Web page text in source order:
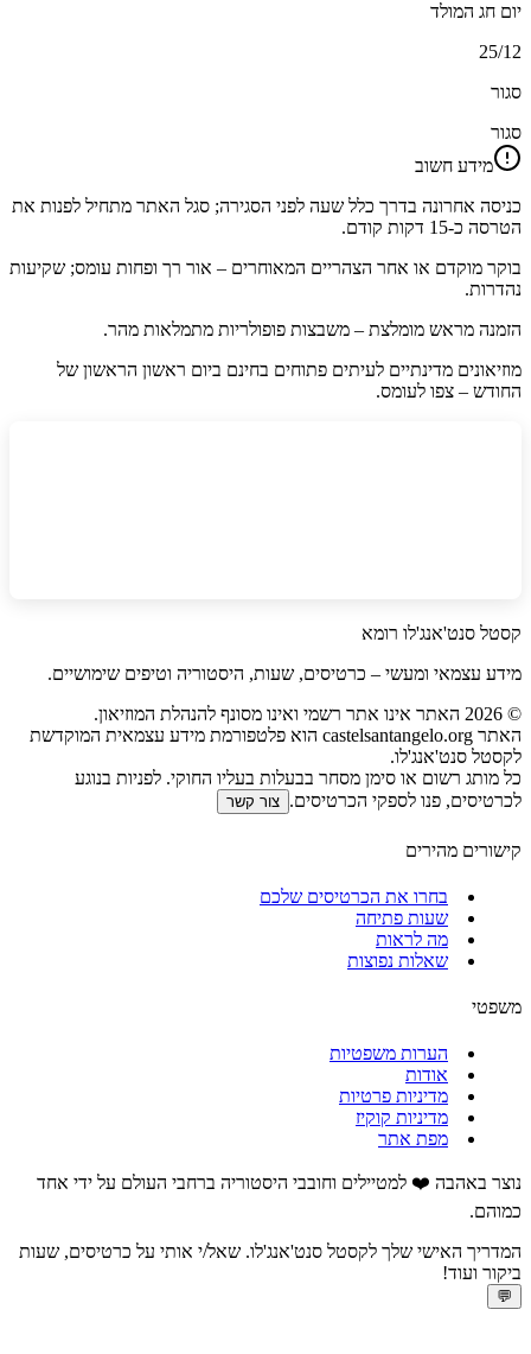
יום חג המולד
25/12
סגור
סגור
מידע חשוב
כניסה אחרונה בדרך כלל שעה לפני הסגירה; סגל האתר מתחיל לפנות את
הטרסה כ‑15 דקות קודם.
בוקר מוקדם או אחר הצהריים המאוחרים – אור רך ופחות עומס; שקיעות
נהדרות.
הזמנה מראש מומלצת – משבצות פופולריות מתמלאות מהר.
מוזיאונים מדינתיים לעיתים פתוחים בחינם ביום ראשון הראשון של
החודש – צפו לעומס.
קסטל סנט'אנג'לו רומא
מידע עצמאי ומעשי – כרטיסים, שעות, היסטוריה וטיפים שימושיים.
©
2026 האתר אינו אתר רשמי ואינו מסונף להנהלת המוזיאון.
האתר castelsantangelo.org הוא פלטפורמת מידע עצמאית המוקדשת
לקסטל סנט'אנג'לו.
כל מותג רשום או סימן מסחר בבעלות בעליו החוקי. לפניות בנוגע
לכרטיסים, פנו לספקי הכרטיסים. צור קשר
קישורים מהירים
בחרו את הכרטיסים שלכם
שעות פתיחה
מה לראות
שאלות נפוצות
משפטי
הערות משפטיות
אודות
מדיניות פרטיות
מדיניות קוקיז
מפת אתר
נוצר באהבה ❤️ למטיילים וחובבי היסטוריה ברחבי העולם על ידי אחד
כמוהם.
המדריך האישי שלך לקסטל סנט'אנג'לו. שאל/י אותי על כרטיסים, שעות
ביקור ועוד!
💬